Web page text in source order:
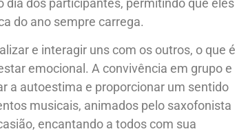
do ano sempre carrega.
e interagir uns com os outros, o que é
emocional. A convivência em grupo e
a autoestima e proporcionar um sentido
musicais, animados pelo saxofonista
encantando a todos com sua